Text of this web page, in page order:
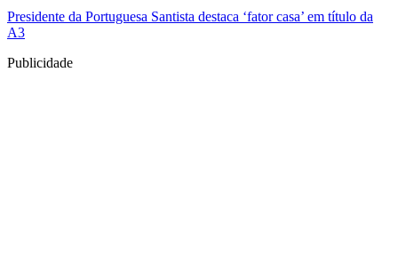
Presidente da Portuguesa Santista destaca ‘fator casa’ em título da
A3
Publicidade